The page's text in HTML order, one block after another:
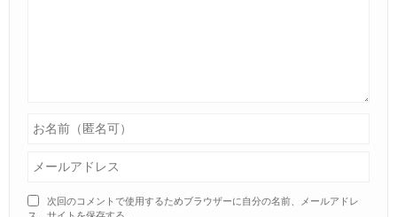
次回のコメントで使用するためブラウザーに自分の名前、メールアドレ
ス、サイトを保存する。